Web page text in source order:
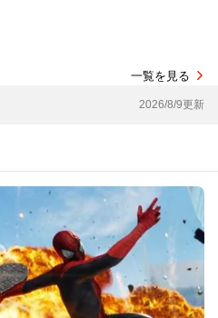
一覧を見る
2026/8/9更新